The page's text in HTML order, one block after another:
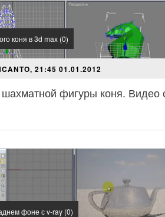
коня в 3d max (0)
21:45 01.01.2012
фигуры коня. Видео
фоне с v-ray (0)